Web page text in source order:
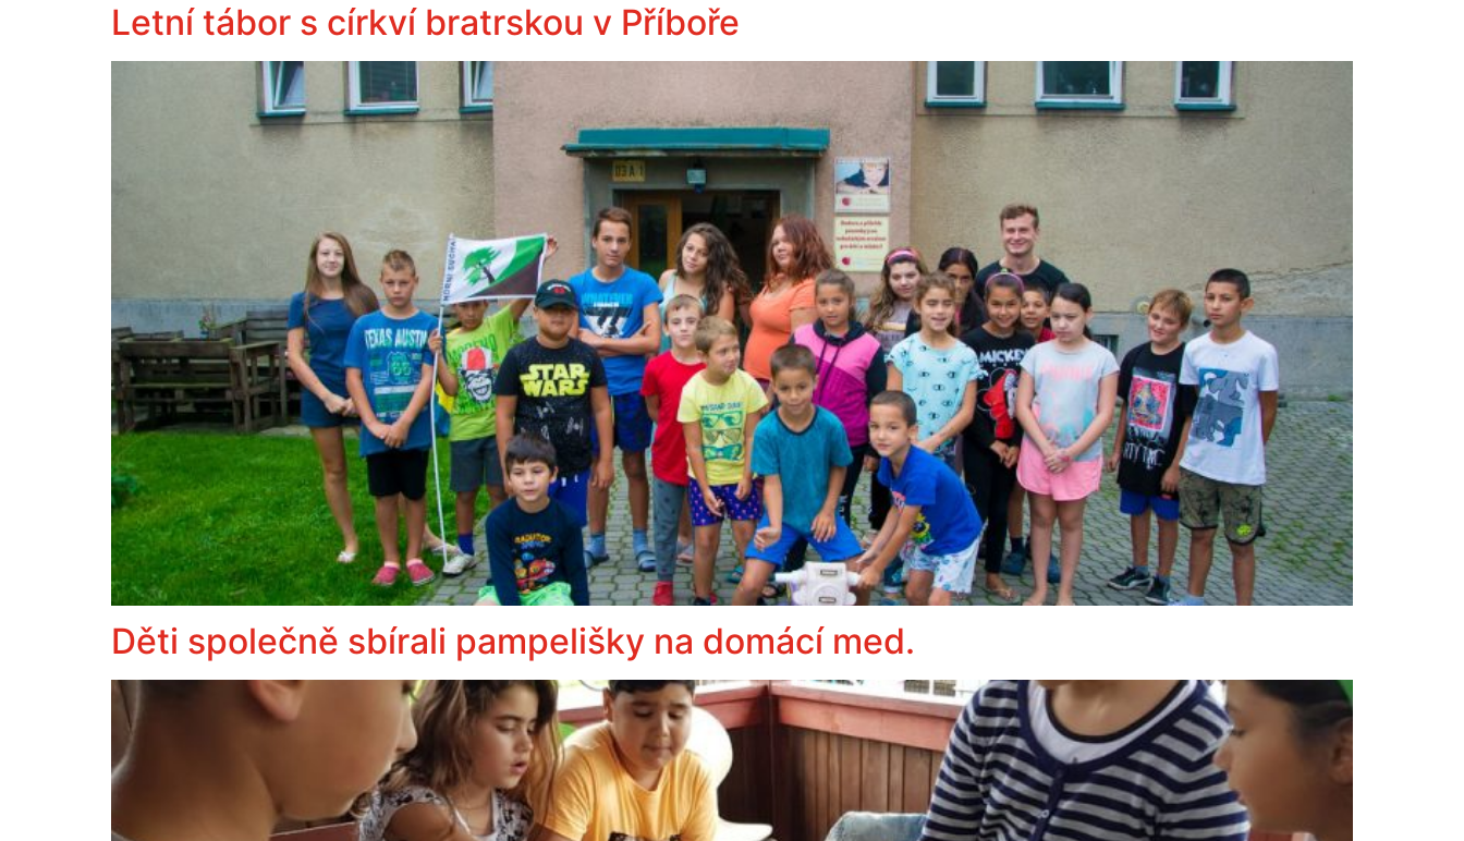
Letní tábor s církví bratrskou v Příboře
Děti společně sbírali pampelišky na domácí med.